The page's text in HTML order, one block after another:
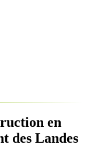
en
des Landes